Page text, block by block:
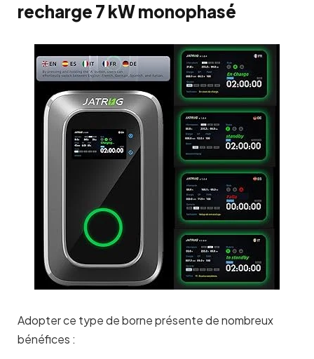
recharge 7 kW monophasé
Adopter ce type de borne présente de nombreux
bénéfices :